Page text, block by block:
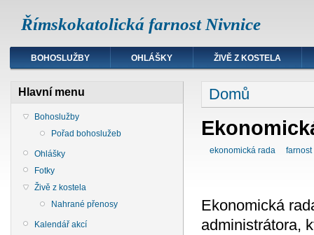
Římskokatolická farnost Nivnice
BOHOSLUŽBY OHLÁŠKY ŽIVĚ Z KOSTELA
Hlavní menu
Bohoslužby
Pořad bohoslužeb
Ohlášky
Fotky
Živě z kostela
Nahrané přenosy
Kalendář akcí
Domů
ekonomická rada farnost
Ekonomická
administrátora,